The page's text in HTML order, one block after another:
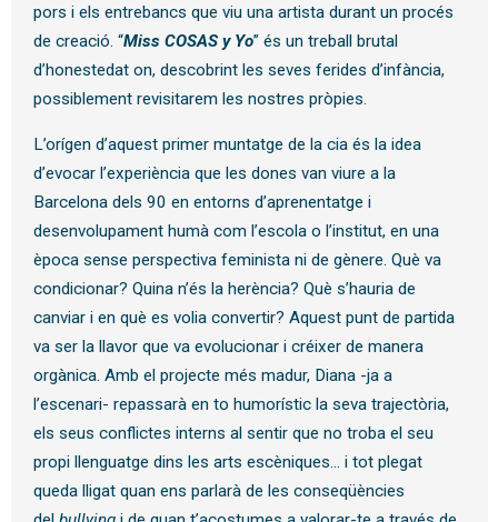
pors i els entrebancs que viu una artista durant un procés
de creació. “Miss COSAS y Yo” és un treball brutal
d’honestedat on, descobrint les seves ferides d’infància,
possiblement revisitarem les nostres pròpies.
L’orígen d’aquest primer muntatge de la cia és la idea
d’evocar l’experiència que les dones van viure a la
Barcelona dels 90 en entorns d’aprenentatge i
desenvolupament humà com l’escola o l’institut, en una
època sense perspectiva feminista ni de gènere. Què va
condicionar? Quina n’és la herència? Què s’hauria de
canviar i en què es volia convertir? Aquest punt de partida
va ser la llavor que va evolucionar i créixer de manera
orgànica. Amb el projecte més madur, Diana -ja a
l’escenari- repassarà en to humorístic la seva trajectòria,
els seus conflictes interns al sentir que no troba el seu
propi llenguatge dins les arts escèniques… i tot plegat
queda lligat quan ens parlarà de les conseqüències